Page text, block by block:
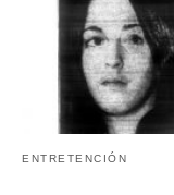
ENTRETENCIÓN